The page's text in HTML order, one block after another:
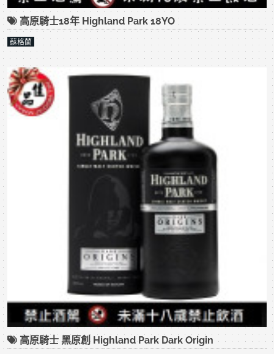
高原騎士18年 Highland Park 18YO
蘇格蘭
高原騎士 黑原創 Highland Park Dark Origin